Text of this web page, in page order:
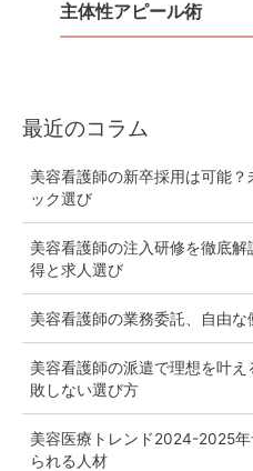
主体性アピール術
最近のコラム
美容看護師の新卒採用は可能
ック選び
美容看護師の注入研修を徹底
得と求人選び
美容看護師の業務委託、自由
美容看護師の派遣で理想を叶
敗しない選び方
美容医療トレンド2024-2025
られる人材